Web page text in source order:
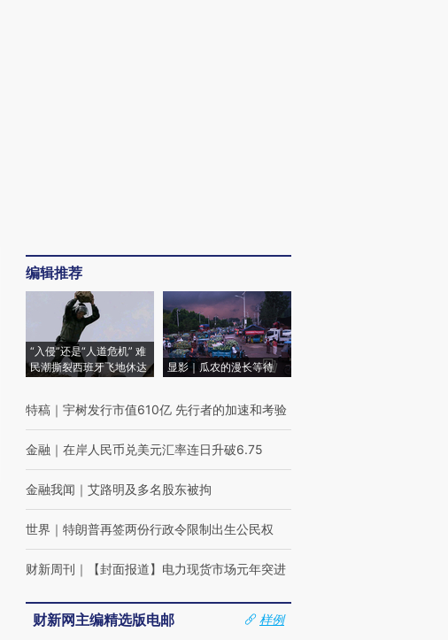
编辑推荐
“入侵”还是“人道危机” 难
民潮撕裂西班牙飞地休达
显影｜瓜农的漫长等待
特稿 ｜ 宇树发行市值610亿 先行者的加速和考验
金融 ｜ 在岸人民币兑美元汇率连日升破6.75
金融我闻 ｜ 艾路明及多名股东被拘
世界 ｜ 特朗普再签两份行政令限制出生公民权
财新周刊 ｜ 【封面报道】电力现货市场元年突进
财新网主编精选版电邮
样例